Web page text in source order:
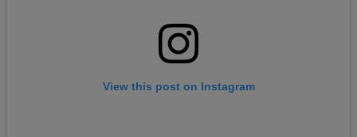
View this post on Instagram